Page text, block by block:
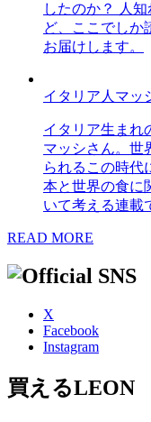
したのか？ 人
ど、ここでしか
お届けします。
イタリア人マッ
イタリア生まれ
マッシさん。世
られるこの時代
本と世界の食に
いて考える連載
READ MORE
X
Facebook
Instagram
買えるLEON